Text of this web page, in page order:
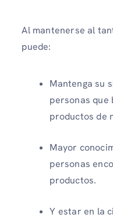
Al mantenerse al
puede:
Mantenga su
personas que
productos de
Mayor
personas
productos.
Y estar en la